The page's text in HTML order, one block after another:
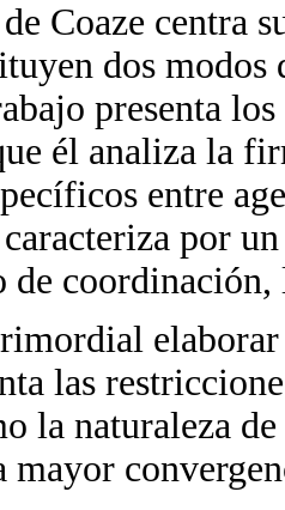
Coaze centra
dos modos
presenta
él analiza la
entre
por
de
las
la naturaleza
mayor